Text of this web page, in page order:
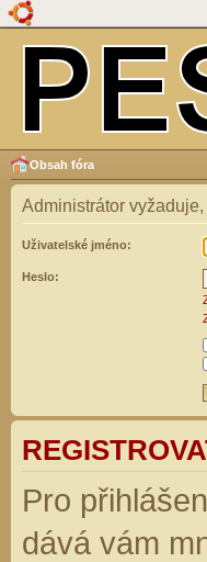
Obsah fóra
Administrátor
Uživatelské jméno:
Heslo:
Pro
dává vám